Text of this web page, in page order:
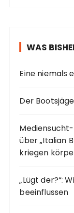
WAS
Eine niemals
Der
über „Italian
kriegen
„Lügt der?“:
beeinflussen